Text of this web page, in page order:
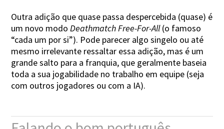
Outra adição que quase passa despercebida (quase) é
um novo modoDeathmatch Free-For-All(o famoso
“cada um por si”). Pode parecer algo singelo ou até
mesmo irrelevante ressaltar essa adição, mas é um
grande salto para a franquia, que geralmente baseia
toda a sua jogabilidade no trabalho em equipe (seja
com outros jogadores ou com a IA).